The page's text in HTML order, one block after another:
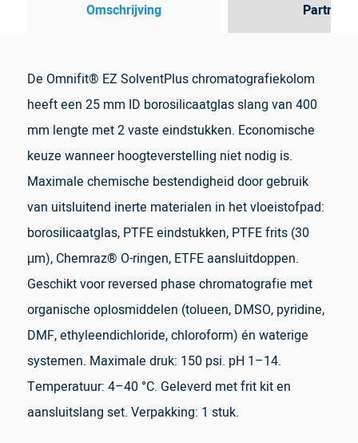
Omschrijving Partner
De Omnifit® EZ SolventPlus chromatografiekolom
heeft een 25 mm ID borosilicaatglas slang van 400
mm lengte met 2 vaste eindstukken. Economische
keuze wanneer hoogteverstelling niet nodig is.
Maximale chemische bestendigheid door gebruik
van uitsluitend inerte materialen in het vloeistofpad:
borosilicaatglas, PTFE eindstukken, PTFE frits (30
µm), Chemraz® O-ringen, ETFE aansluitdoppen.
Geschikt voor reversed phase chromatografie met
organische oplosmiddelen (tolueen, DMSO, pyridine,
DMF, ethyleendichloride, chloroform) én waterige
systemen. Maximale druk: 150 psi. pH 1–14.
Temperatuur: 4–40 °C. Geleverd met frit kit en
aansluitslang set. Verpakking: 1 stuk.